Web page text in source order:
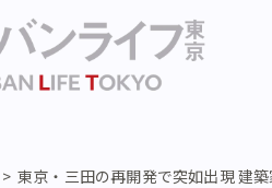
東京・三田の再開発で突如出現 建